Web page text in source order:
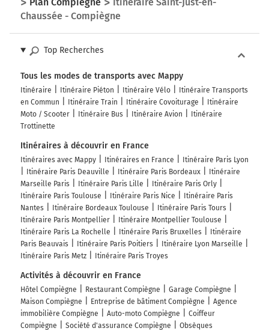
Chaussée - Compiègne
Top Recherches
Tous les modes de transports avec Mappy
Itinéraire Itinéraire Piéton Itinéraire Vélo
Itinéraire Transports
en Commun
Itinéraire Train Itinéraire Covoiturage
Itinéraire
Moto / Scooter
Itinéraire Bus Itinéraire Avion
Itinéraire
Trottinette
Itinéraires à découvrir en France
Itinéraires avec Mappy Itinéraires en France
Itinéraire Paris Lyon
Itinéraire Paris Deauville
Itinéraire Paris Bordeaux
Itinéraire
Marseille Paris
Itinéraire Paris Lille
Itinéraire Paris Orly
Itinéraire Paris Toulouse
Itinéraire Paris Nice
Itinéraire Paris
Nantes
Itinéraire Bordeaux Toulouse
Itinéraire Paris Tours
Itinéraire Paris Montpellier
Itinéraire Montpellier Toulouse
Itinéraire Paris La Rochelle
Itinéraire Paris Bruxelles
Itinéraire
Paris Beauvais
Itinéraire Paris Poitiers
Itinéraire Lyon Marseille
Itinéraire Paris Metz
Itinéraire Paris Troyes
Activités à découvrir en France
Hôtel Compiègne Restaurant Compiègne
Garage Compiègne
Maison Compiègne
Entreprise de bâtiment Compiègne
Agence
immobilière Compiègne
Auto-moto Compiègne
Coiffeur
Compiègne
Société d'assurance Compiègne
Obsèques